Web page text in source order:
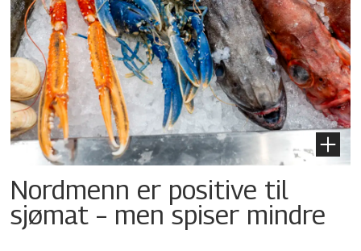
Nordmenn er positive til
sjømat – men spiser mindre